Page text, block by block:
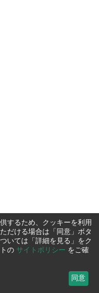
するため、クッキーを利用
だける場合は「同意」ボタ
いては「詳細を見る」をク
の サイトポリシー をご確
同意